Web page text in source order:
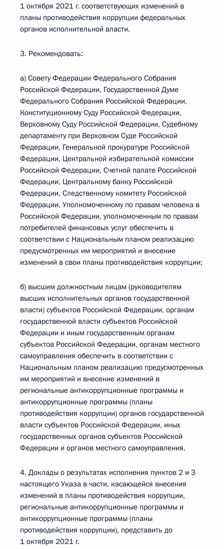
1 октября 2021 г. соответствующих изменений в
планы противодействия коррупции федеральных
органов исполнительной власти.
3. Рекомендовать:
а) Совету Федерации Федерального Собрания
Российской Федерации, Государственной Думе
Федерального Собрания Российской Федерации,
Конституционному Суду Российской Федерации,
Верховному Суду Российской Федерации, Судебному
департаменту при Верховном Суде Российской
Федерации, Генеральной прокуратуре Российской
Федерации, Центральной избирательной комиссии
Российской Федерации, Счетной палате Российской
Федерации, Центральному банку Российской
Федерации, Следственному комитету Российской
Федерации, Уполномоченному по правам человека в
Российской Федерации, уполномоченным по правам
потребителей финансовых услуг обеспечить в
соответствии с Национальным планом реализацию
предусмотренных им мероприятий и внесение
изменений в свои планы противодействия коррупции;
б) высшим должностным лицам (руководителям
высших исполнительных органов государственной
власти) субъектов Российской Федерации, органам
государственной власти субъектов Российской
Федерации и иным государственным органам
субъектов Российской Федерации, органам местного
самоуправления обеспечить в соответствии с
Национальным планом реализацию предусмотренных
им мероприятий и внесение изменений в
региональные антикоррупционные программы и
антикоррупционные программы (планы
противодействия коррупции) органов государственной
власти субъектов Российской Федерации, иных
государственных органов субъектов Российской
Федерации и органов местного самоуправления.
4. Доклады о результатах исполнения пунктов 2 и 3
настоящего Указа в части, касающейся внесения
изменений в планы противодействия коррупции,
региональные антикоррупционные программы и
антикоррупционные программы (планы
противодействия коррупции), представить до
1 октября 2021 г.